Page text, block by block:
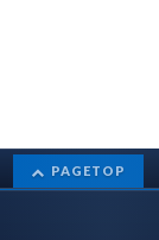
PAGETOP